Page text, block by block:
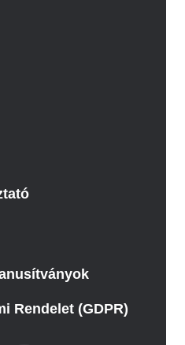
Rendelet (GDPR)